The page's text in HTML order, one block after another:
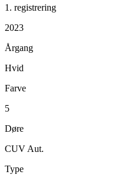
1. registrering
2023
Årgang
Hvid
Farve
5
Døre
CUV Aut.
Type